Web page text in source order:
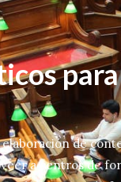
de
a centros de